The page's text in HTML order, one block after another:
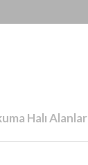
Halı Alanlar